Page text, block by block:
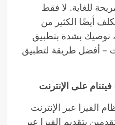
للغاية. لا فقط
أيضًا الكثير من
، نوصيك بشدة بتطبيق
– أفضل طريقة لتطبيق
على الإنترنت
الفيزا عبر الإنترنت
بتقديم الفيزا عبر